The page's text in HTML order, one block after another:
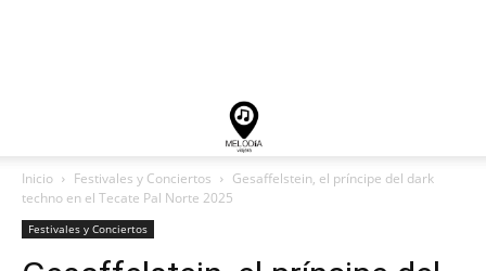
Inicio Festivales y Conciertos
Gesaffelstein, el príncipe del dark
techno en el Tecate Pal Norte 2025
Festivales y Conciertos